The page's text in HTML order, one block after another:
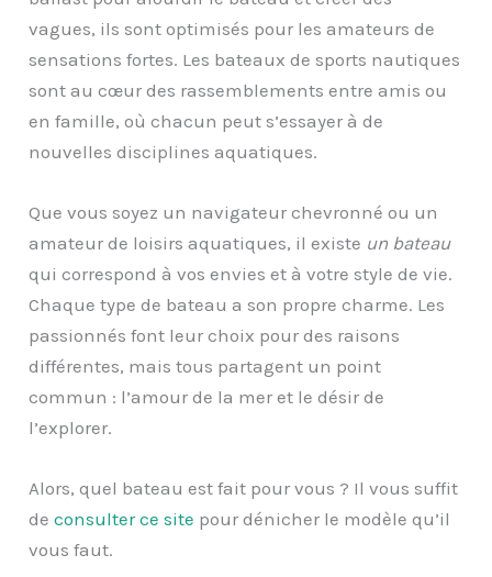
vagues, ils sont optimisés pour les amateurs de
sensations fortes. Les bateaux de sports nautiques
sont au cœur des rassemblements entre amis ou
en famille, où chacun peut s’essayer à de
nouvelles disciplines aquatiques.
Que vous soyez un navigateur chevronné ou un
amateur de loisirs aquatiques, il existe un bateau
qui correspond à vos envies et à votre style de vie.
Chaque type de bateau a son propre charme. Les
passionnés font leur choix pour des raisons
différentes, mais tous partagent un point
commun : l’amour de la mer et le désir de
l’explorer.
Alors, quel bateau est fait pour vous ? Il vous suffit
deconsulter ce site pour dénicher le modèle qu’il
vous faut.